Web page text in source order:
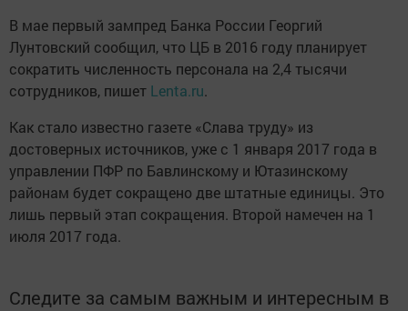
В мае первый зампред Банка России Георгий
Лунтовский сообщил, что ЦБ в 2016 году планирует
сократить численность персонала на 2,4 тысячи
сотрудников, пишет Lenta.ru.
Как стало известно газете «Слава труду» из
достоверных источников, уже с 1 января 2017 года в
управлении ПФР по Бавлинскому и Ютазинскому
районам будет сокращено две штатные единицы. Это
лишь первый этап сокращения. Второй намечен на 1
июля 2017 года.
Следите за самым важным и интересным в